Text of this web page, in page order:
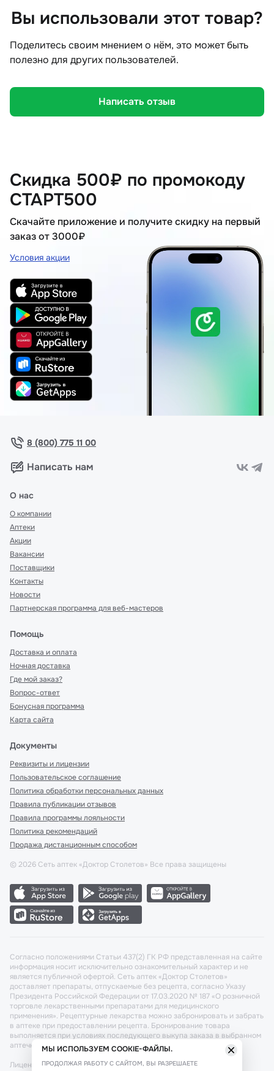
Вы использовали этот товар?
Поделитесь своим мнением о нём, это может быть
полезно для других пользователей.
Написать отзыв
Скидка 500₽ по промокоду
СТАРТ500
Скачайте приложение и получите скидку на первый
заказ от 3000₽
Условия акции
8 (800) 775 11 00
Написать нам
О нас
О компании
Аптеки
Акции
Вакансии
Поставщики
Контакты
Новости
Партнерская программа для веб-мастеров
Помощь
Доставка и оплата
Ночная доставка
Где мой заказ?
Вопрос-ответ
Бонусная программа
Карта сайта
Документы
Реквизиты и лицензии
Пользовательское соглашение
Политика обработки персональных данных
Правила публикации отзывов
Правила программы лояльности
Политика рекомендаций
Продажа дистанционным способом
© 2026 Сеть аптек «Доктор Столетов» Все права защищены
Согласно положениями Статьи 437(2) ГК РФ представленная на сайте
информация носит исключительно ознакомительный характер и не
является публичной офертой. Сеть аптек «Доктор Столетов»
доставляет препараты, отпускаемые без рецепта, согласно Указу
Президента Российской Федерации от 17.03.2020 № 187 «О розничной
торговле лекарственными препаратами для медицинского
применения». Рецептурные лекарства можно забронировать и забрать
в аптеке при предоставлении рецепта. Бронирование товара
выполняется при условиях последующего выкупа заказа в выбранном
аптечном пункте.
Лицензия №: ЛО-77-02-011340 от 22 декабря 2020г. Разрешение
МЫ ИСПОЛЬЗУЕМ COOKIE-ФАЙЛЫ.
ПРОДОЛЖАЯ РАБОТУ С САЙТОМ, ВЫ РАЗРЕШАЕТЕ